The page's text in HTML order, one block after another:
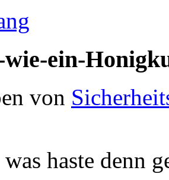
ein-
von
haste denn